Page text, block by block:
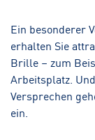
Ein besonderer
erhalten Sie
Brille – zum
Arbeitsplatz.
Versprechen
ein.